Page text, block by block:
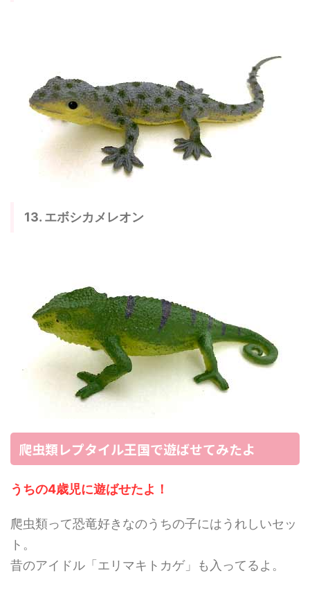
13. エボシカメレオン
爬虫類レプタイル王国で遊ばせてみたよ
うちの4歳児に遊ばせたよ！
爬虫類って恐竜好きなのうちの子にはうれしいセッ
ト。
昔のアイドル「エリマキトカゲ」も入ってるよ。